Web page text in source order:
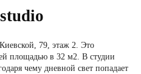
79, этаж 2. Это
площадью в 32 м2. В студии
чему дневной свет попадает